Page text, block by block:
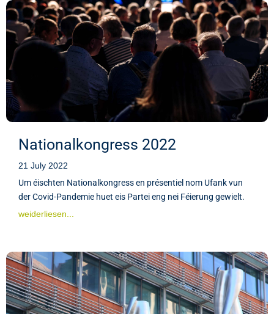
Nationalkongress 2022
21 July 2022
Um éischten Nationalkongress en présentiel nom Ufank vun
der Covid-Pandemie huet eis Partei eng nei Féierung gewielt.
weiderliesen...